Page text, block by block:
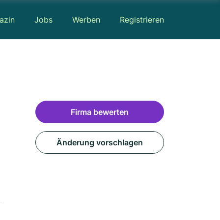
Jobs Werben Registrieren
Firma bewerten
Änderung vorschlagen